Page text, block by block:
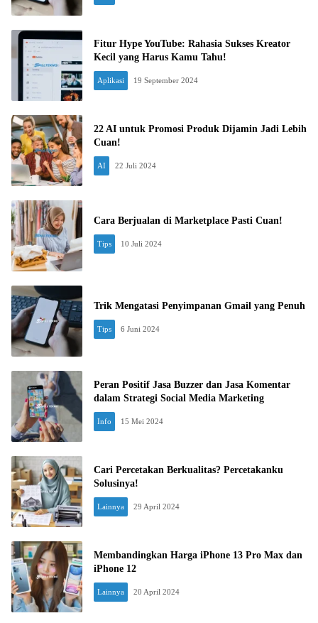
Fitur Hype YouTube: Rahasia Sukses Kreator
Kecil yang Harus Kamu Tahu!
Aplikasi 19 September 2024
22 AI untuk Promosi Produk Dijamin Jadi Lebih
Cuan!
AI 22 Juli 2024
Cara Berjualan di Marketplace Pasti Cuan!
Tips 10 Juli 2024
Trik Mengatasi Penyimpanan Gmail yang Penuh
Tips 6 Juni 2024
Peran Positif Jasa Buzzer dan Jasa Komentar
dalam Strategi Social Media Marketing
Info 15 Mei 2024
Cari Percetakan Berkualitas? Percetakanku
Solusinya!
Lainnya 29 April 2024
Membandingkan Harga iPhone 13 Pro Max dan
iPhone 12
Lainnya 20 April 2024